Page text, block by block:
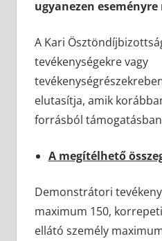
ugyanezen
A Kari
tevékenységekre vagy
elutasítja, amik
forrásból
A megítélhető
Demonstrátori
maximum 150,
ellátó személy